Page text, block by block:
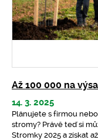
Až 100 000 na
14. 3. 2025
Plánujete s firmou
stromy? Právě teď si
Stromky 2025 a získat